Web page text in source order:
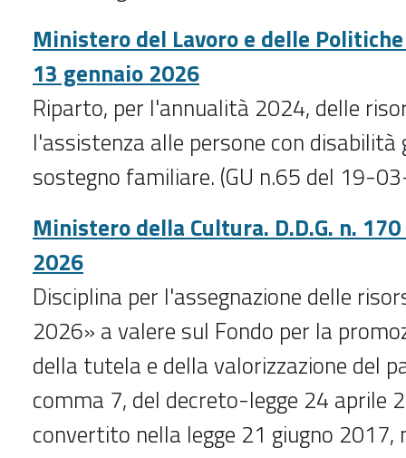
Ministero del Lavoro e delle
13 gennaio 2026
Riparto, per l'annualità 2024, delle
l'assistenza alle persone con disabilità
sostegno familiare. (GU n.65 del 19-
Ministero della Cultura. D.D.G. n.
2026
Disciplina per l'assegnazione delle
2026» a valere sul Fondo per la
della tutela e della valorizzazione del
comma 7, del decreto-legge 24 aprile
convertito nella legge 21 giugno 2017,